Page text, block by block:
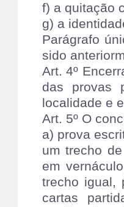
f) a quitação
g) a
Parágrafo
sido
Art. 4º
das provas
localidade e
Art. 5º O
a) prova
um trecho
em
trecho igual,
cartas